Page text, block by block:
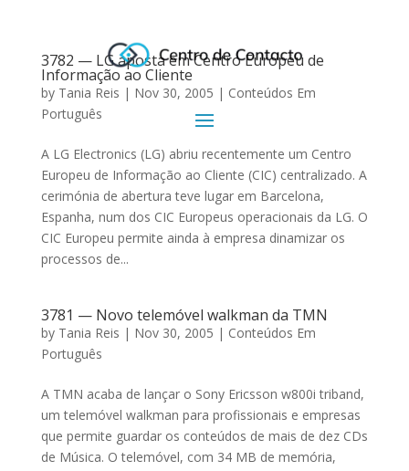
3782 — LG aposta em Centro Europeu de
Informação ao Cliente
by Tania Reis | Nov 30, 2005 | Conteúdos Em
Português
A LG Electronics (LG) abriu recentemente um Centro
Europeu de Informação ao Cliente (CIC) centralizado. A
cerimónia de abertura teve lugar em Barcelona,
Espanha, num dos CIC Europeus operacionais da LG. O
CIC Europeu permite ainda à empresa dinamizar os
processos de...
3781 — Novo telemóvel walkman da TMN
by Tania Reis | Nov 30, 2005 | Conteúdos Em
Português
A TMN acaba de lançar o Sony Ericsson w800i triband,
um telemóvel walkman para profissionais e empresas
que permite guardar os conteúdos de mais de dez CDs
de Música. O telemóvel, com 34 MB de memória,